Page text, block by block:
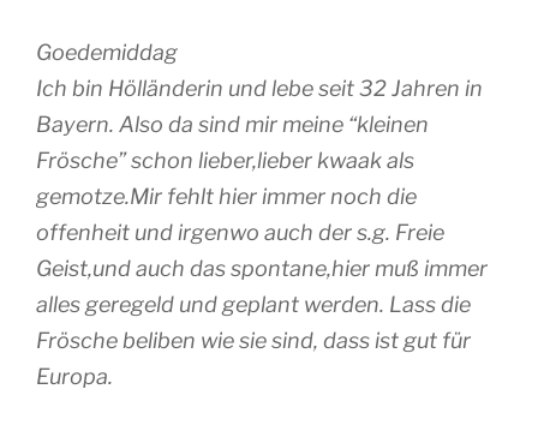
Goedemiddag
Ich bin Hölländerin und lebe seit 32 Jahren in
Bayern. Also da sind mir meine “kleinen
Frösche” schon lieber,lieber kwaak als
gemotze.Mir fehlt hier immer noch die
offenheit und irgenwo auch der s.g. Freie
Geist,und auch das spontane,hier muß immer
alles geregeld und geplant werden. Lass die
Frösche beliben wie sie sind, dass ist gut für
Europa.